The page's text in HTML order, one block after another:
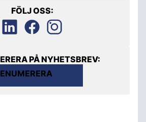
FÖLJ OSS:
PÅ NYHETSBREV: